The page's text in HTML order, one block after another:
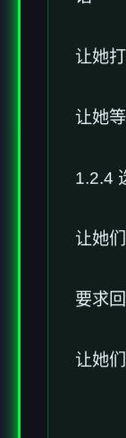
让她
让她
1.2.4
让她
要求
让她